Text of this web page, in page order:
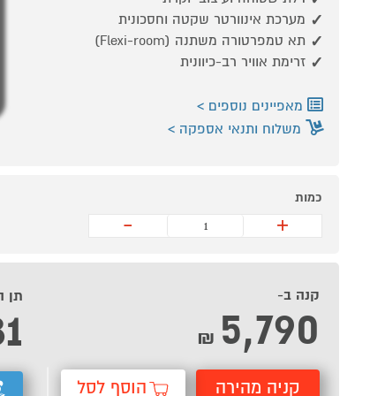
מערכת אינוורטר שקטה וחסכונית
תא טמפרטורה משתנה (Flexi-room)
זרימת אוויר רב-כיוונית
מאפיינים נוספים
משלוח ותנאי אספקה
כמות
+
-
קנה ב-
5,790
₪
קניה מהירה הוסף לסל
תן